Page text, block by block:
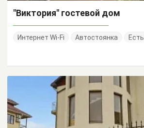
"Виктория" гостевой дом
Интернет Wi-Fi Автостоянка